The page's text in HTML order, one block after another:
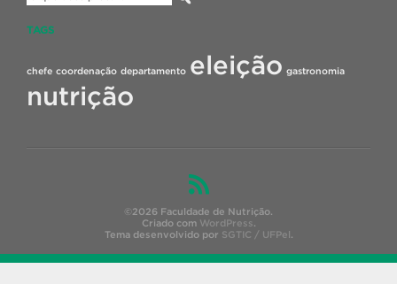
TAGS
chefe coordenação departamento eleição gastronomia
nutrição
©2026 Faculdade de Nutrição.
Criado com WordPress.
Tema desenvolvido por SGTIC / UFPel.